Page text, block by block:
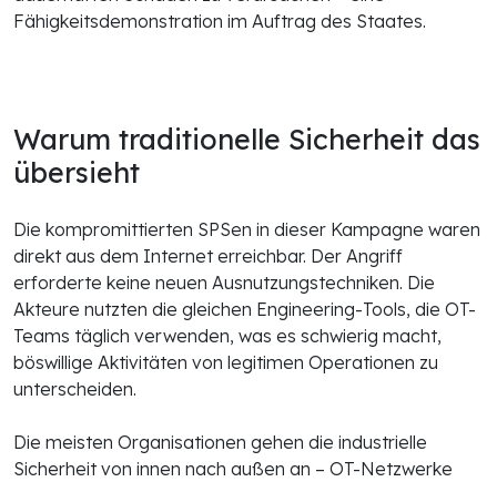
Fähigkeitsdemonstration im Auftrag des Staates.
Warum traditionelle Sicherheit das
übersieht
Die kompromittierten SPSen in dieser Kampagne waren
direkt aus dem Internet erreichbar. Der Angriff
erforderte keine neuen Ausnutzungstechniken. Die
Akteure nutzten die gleichen Engineering-Tools, die OT-
Teams täglich verwenden, was es schwierig macht,
böswillige Aktivitäten von legitimen Operationen zu
unterscheiden.
Die meisten Organisationen gehen die industrielle
Sicherheit von innen nach außen an – OT-Netzwerke